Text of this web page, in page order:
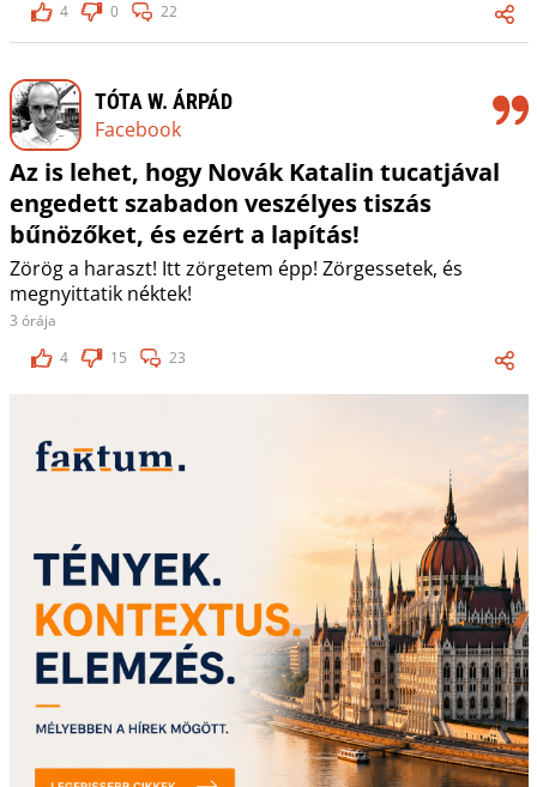
4
0 22
TÓTA W. ÁRPÁD
Facebook
Az is lehet, hogy Novák Katalin tucatjával
engedett szabadon veszélyes tiszás
bűnözőket, és ezért a lapítás!
Zörög a haraszt! Itt zörgetem épp! Zörgessetek, és
megnyittatik néktek!
3 órája
4
15 23